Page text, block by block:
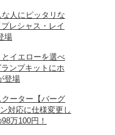
人にピッタリな
レシャス・レイ
場
イエローを選べ
ンプキットにホ
登場
ーター【バーグ
対応に仕様変更し
万100円！